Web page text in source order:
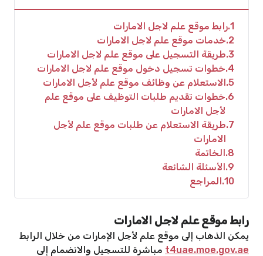
1 رابط موقع علم لاجل الامارات
2 خدمات موقع علم لاجل الامارات
3 طريقة التسجيل على موقع علم لاجل الامارات
4 خطوات تسجيل دخول موقع علم لاجل الامارات
5 الاستعلام عن وظائف موقع علم لأجل الامارات
6 خطوات تقديم طلبات التوظيف على موقع علم
لأجل الامارات
7 طريقة الاستعلام عن طلبات موقع علم لأجل
الامارات
8 الخاتمة
9 الأسئلة الشائعة
10 المراجع
رابط موقع علم لاجل الامارات
يمكن الذهاب إلى موقع علم لأجل الإمارات من خلال الرابط
t4uae.moe.gov.ae مباشرة للتسجيل والانضمام إلى